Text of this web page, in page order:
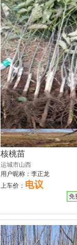
核桃苗
运城市山西
用户昵称： 李正龙
上车价： 电议
免